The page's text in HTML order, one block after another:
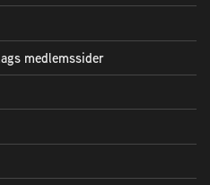
medlemssider